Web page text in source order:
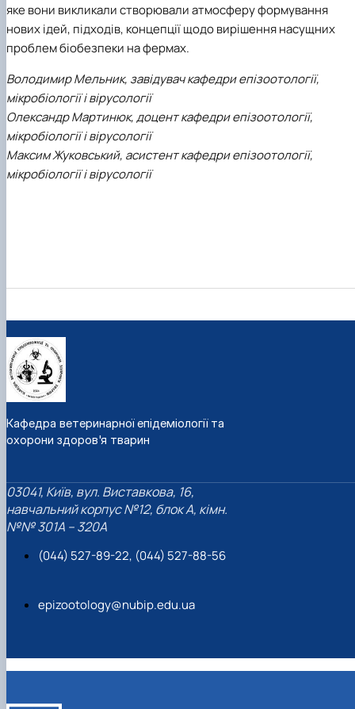
яке вони викликали створювали атмосферу формування
нових ідей, підходів, концепції щодо вирішення насущних
проблем біобезпеки на фермах.
Володимир Мельник, завідувач кафедри епізоотології,
мікробіології і вірусології
Олександр Мартинюк, доцент кафедри епізоотології,
мікробіології і вірусології
Максим Жуковський, асистент кафедри епізоотології,
мікробіології і вірусології
Кафедра ветеринарної епідеміології та
охорони здоров'я тварин
03041, Київ, вул. Виставкова, 16,
навчальний корпус №12, блок А, кімн.
№№ 301A – 320A
(044) 527-89-22, (044) 527-88-56
epizootology@nubip.edu.ua